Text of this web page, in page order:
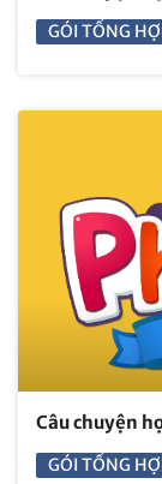
GÓI TỔNG
Câu chuyện
GÓI TỔNG